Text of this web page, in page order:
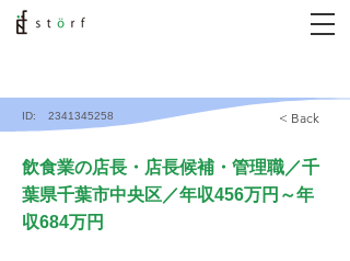
ID: 2341345258 < Back
飲食業の店長・店長候補・管理職／千
葉県千葉市中央区／年収456万円～年
収684万円